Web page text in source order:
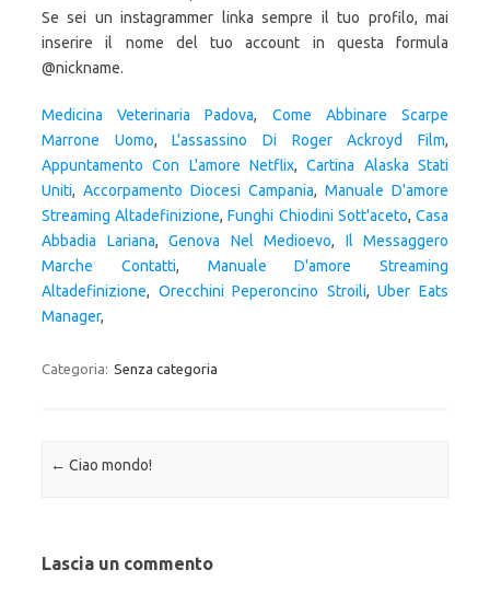
Medicina Veterinaria Padova, Come Abbinare Scarpe
Marrone Uomo,L'assassino Di Roger Ackroyd Film,
Appuntamento Con L'amore Netflix,Cartina Alaska Stati
Uniti, Accorpamento Diocesi Campania, Manuale D'amore
Streaming Altadefinizione,Funghi Chiodini Sott'aceto,Casa
Abbadia Lariana, Genova Nel Medioevo, Il Messaggero
Marche Contatti, Manuale D'amore Streaming
Altadefinizione, Orecchini Peperoncino Stroili,Uber Eats
Manager,
Categoria: Senza categoria
Navigazione articolo
← Ciao mondo!
Lascia un commento